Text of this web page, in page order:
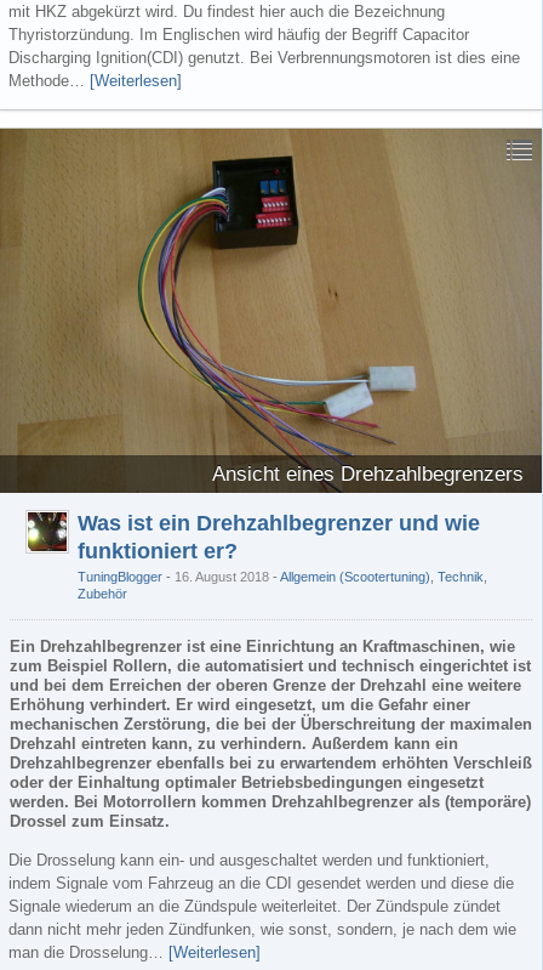
mit HKZ abgekürzt wird. Du findest hier auch die Bezeichnung
Thyristorzündung. Im Englischen wird häufig der Begriff Capacitor
Discharging Ignition(CDI) genutzt. Bei Verbrennungsmotoren ist dies eine
Methode… [Weiterlesen]
Ansicht eines Drehzahlbegrenzers
Was ist ein Drehzahlbegrenzer und wie
funktioniert er?
TuningBlogger 16. August 2018 - Allgemein (Scootertuning) Technik
Zubehör
Ein Drehzahlbegrenzer ist eine Einrichtung an Kraftmaschinen, wie
zum Beispiel Rollern, die automatisiert und technisch eingerichtet ist
und bei dem Erreichen der oberen Grenze der Drehzahl eine weitere
Erhöhung verhindert. Er wird eingesetzt, um die Gefahr einer
mechanischen Zerstörung, die bei der Überschreitung der maximalen
Drehzahl eintreten kann, zu verhindern. Außerdem kann ein
Drehzahlbegrenzer ebenfalls bei zu erwartendem erhöhten Verschleiß
oder der Einhaltung optimaler Betriebsbedingungen eingesetzt
werden. Bei Motorrollern kommen Drehzahlbegrenzer als (temporäre)
Drossel zum Einsatz.
Die Drosselung kann ein- und ausgeschaltet werden und funktioniert,
indem Signale vom Fahrzeug an die CDI gesendet werden und diese die
Signale wiederum an die Zündspule weiterleitet. Der Zündspule zündet
dann nicht mehr jeden Zündfunken, wie sonst, sondern, je nach dem wie
man die Drosselung… [Weiterlesen]